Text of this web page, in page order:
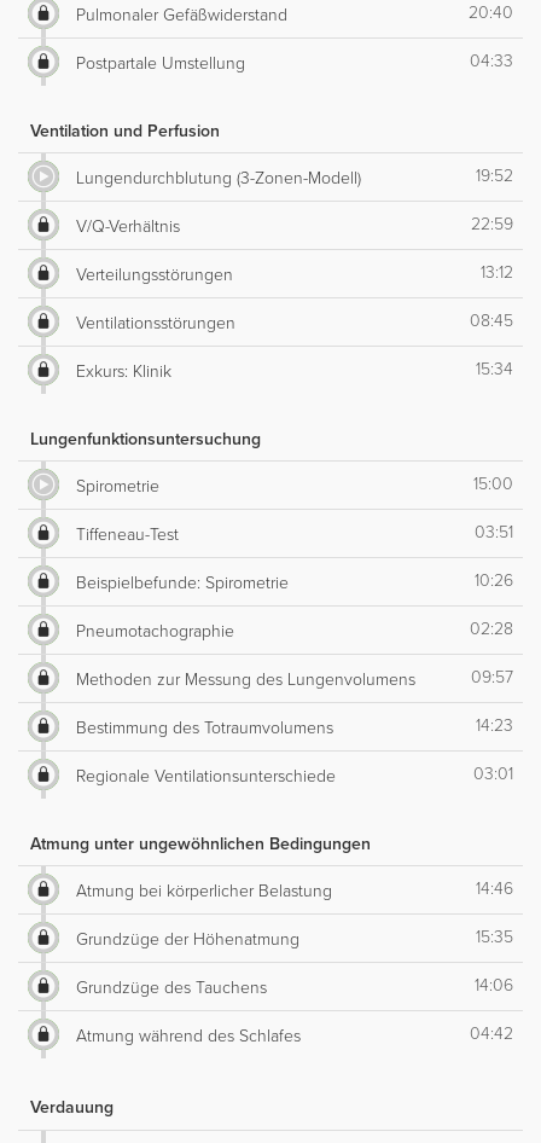
Pulmonaler Gefäßwiderstand 20:40
Postpartale Umstellung 04:33
Ventilation und Perfusion
Lungendurchblutung (3-Zonen-Modell) 19:52
V/Q-Verhältnis 22:59
Verteilungsstörungen 13:12
Ventilationsstörungen 08:45
Exkurs: Klinik 15:34
Lungenfunktionsuntersuchung
Spirometrie 15:00
Tiffeneau-Test 03:51
Beispielbefunde: Spirometrie 10:26
Pneumotachographie 02:28
Methoden zur Messung des Lungenvolumens 09:57
Bestimmung des Totraumvolumens 14:23
Regionale Ventilationsunterschiede 03:01
Atmung unter ungewöhnlichen Bedingungen
Atmung bei körperlicher Belastung 14:46
Grundzüge der Höhenatmung 15:35
Grundzüge des Tauchens 14:06
Atmung während des Schlafes 04:42
Verdauung